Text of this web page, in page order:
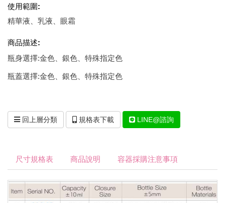
使用範圍:
精華液、乳液、眼霜
商品描述:
瓶身選擇:金色、銀色、特殊指定色
瓶蓋選擇:金色、銀色、特殊指定色
回上層分類 規格表下載 LINE@諮詢
尺寸規格表 商品說明 容器採購注意事項